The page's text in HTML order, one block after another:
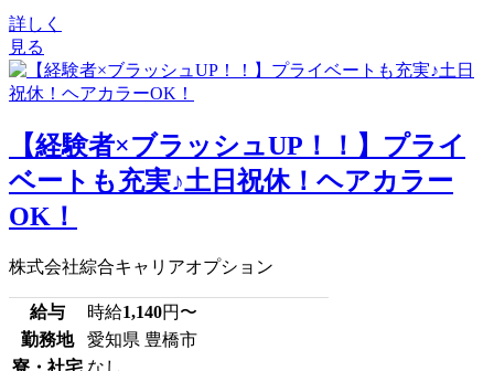
詳しく
見る
【経験者×ブラッシュUP！！】プライ
ベートも充実♪土日祝休！ヘアカラー
OK！
株式会社綜合キャリアオプション
給与 時給1,140円〜
勤務地
愛知県 豊橋市
寮・社宅 なし